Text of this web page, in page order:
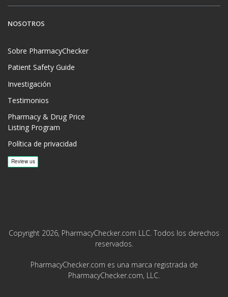
NOSOTROS
Sobre PharmacyChecker
Patient Safety Guide
Investigación
Testimonios
Pharmacy & Drug Price
Listing Program
Política de privacidad
Copyright 2026, PharmacyChecker.com LLC. Todos los derechos
reservados.
PharmacyChecker.com es una marca registrada de
PharmacyChecker.com, LLC.